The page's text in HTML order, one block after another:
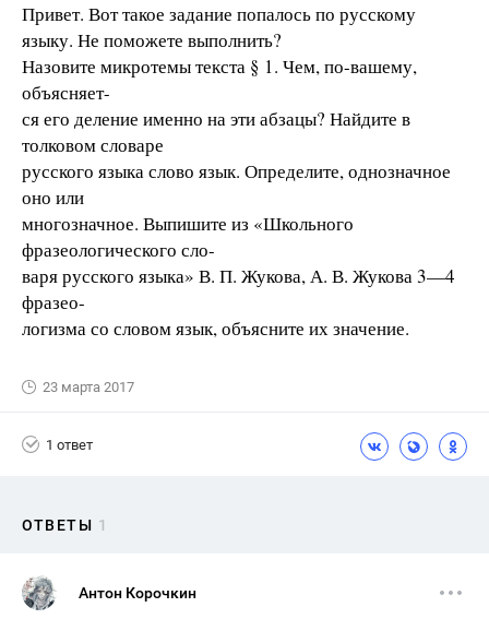
Привет. Вот такое задание попалось по русскому
языку. Не поможете выполнить?
Назовите микротемы текста § 1. Чем, по-вашему,
объясняет-
ся его деление именно на эти абзацы? Найдите в
толковом словаре
русского языка слово язык. Определите, однозначное
оно или
многозначное. Выпишите из «Школьного
фразеологического сло-
варя русского языка» В. П. Жукова, А. В. Жукова 3—4
фразео-
логизма со словом язык, объясните их значение.
23 марта 2017
1 ответ
ОТВЕТЫ 1
Антон Корочкин